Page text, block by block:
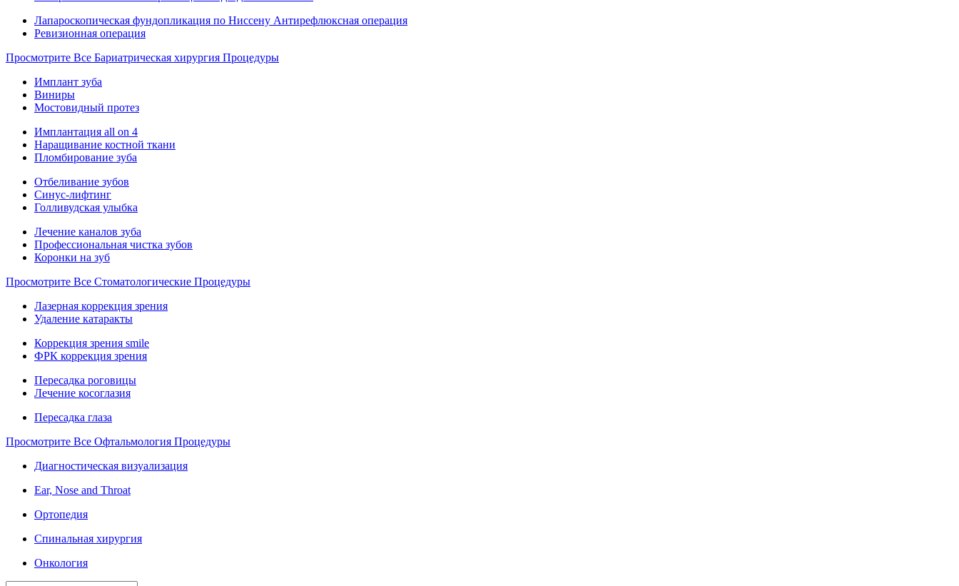
Лапароскопическая фундопликация по Ниссену Антирефлюксная операция
Ревизионная операция
Просмотрите Все Бариатрическая хирургия Процедуры
Имплант зуба
Виниры
Мостовидный протез
Имплантация all on 4
Наращивание костной ткани
Пломбирование зуба
Отбеливание зубов
Синус-лифтинг
Голливудская улыбка
Лечение каналов зуба
Профессиональная чистка зубов
Коронки на зуб
Просмотрите Все Стоматологические Процедуры
Лазерная коррекция зрения
Удаление катаракты
Коррекция зрения smile
ФРК коррекция зрения
Пересадка роговицы
Лечение косоглазия
Пересадка глаза
Просмотрите Все Офтальмология Процедуры
Диагностическая визуализация
Ear, Nose and Throat
Ортопедия
Спинальная хирургия
Онкология